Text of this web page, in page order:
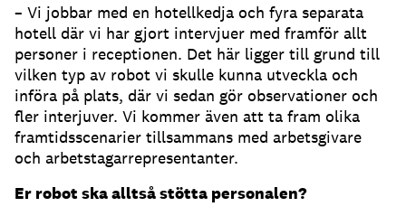
– Vi jobbar med en hotellkedja och fyra separata
hotell där vi har gjort intervjuer med framför allt
personer i receptionen. Det här ligger till grund till
vilken typ av robot vi skulle kunna utveckla och
införa på plats, där vi sedan gör observationer och
fler interjuver. Vi kommer även att ta fram olika
framtidsscenarier tillsammans med arbetsgivare
och arbetstagarrepresentanter.
Er robot ska alltså stötta personalen?